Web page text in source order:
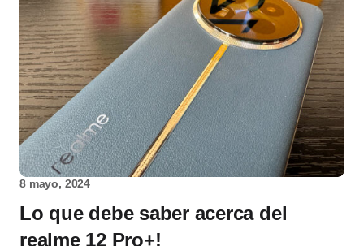
8 mayo, 2024
Lo que debe saber acerca del
realme 12 Pro+!